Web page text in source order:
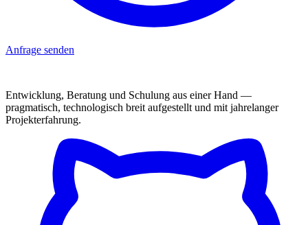
Anfrage senden
Entwicklung, Beratung und Schulung aus einer Hand —
pragmatisch, technologisch breit aufgestellt und mit jahrelanger
Projekterfahrung.